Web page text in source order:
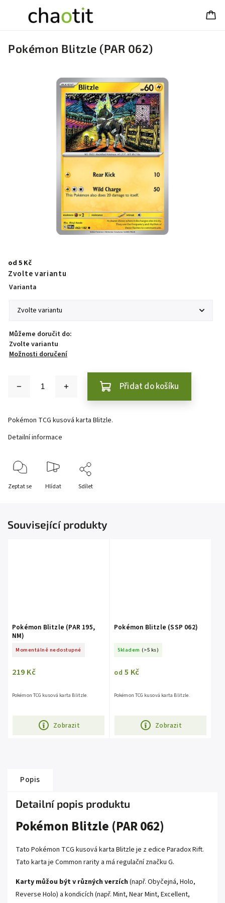
Pokémon Blitzle (PAR 062)
od 5 Kč
Zvolte variantu
Varianta
Můžeme doručit do:
Zvolte variantu
Možnosti doručení
Přidat do košíku
Pokémon TCG kusová karta Blitzle.
Detailní informace
Zeptat se Hlídat Sdílet
Související produkty
Pokémon Blitzle (PAR 195,
NM)
Momentálně nedostupné
219 Kč
Zobrazit
Pokémon TCG kusová karta Blitzle.
Pokémon Blitzle (SSP 062)
Skladem (>5 ks)
od 5 Kč
Zobrazit
Pokémon TCG kusová karta Blitzle.
Popis
Detailní popis produktu
Pokémon Blitzle (PAR 062)
Tato Pokémon TCG kusová karta Blitzle je z edice Paradox Rift.
Tato karta je Common rarity a má regulační značku G.
Karty můžou být v různých verzích (např. Obyčejná, Holo,
Reverse Holo) a kondicích (např. Mint, Near Mint, Excellent,